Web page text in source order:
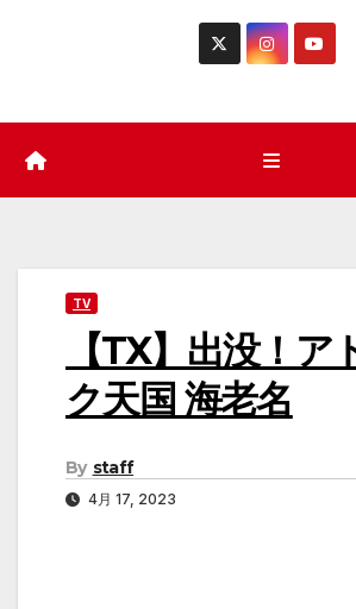
TV
【TX】出没！ア
ク天国 海老名
By staff
4月 17, 2023